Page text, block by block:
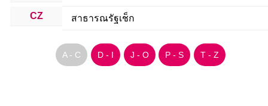
CZ สาธารณรัฐเช็ก
A - C D - I J - O P - S T - Z